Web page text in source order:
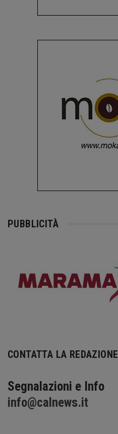
PUBBLICITÀ
CONTATTA LA REDAZIONE
Segnalazioni e Info
info@calnews.it